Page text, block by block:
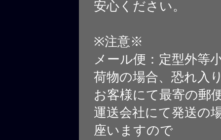
安心ください。
※注意※
メール便：定型外等
荷物の場合、恐れ入
お客様にて最寄の郵
運送会社にて発送の
座いますので